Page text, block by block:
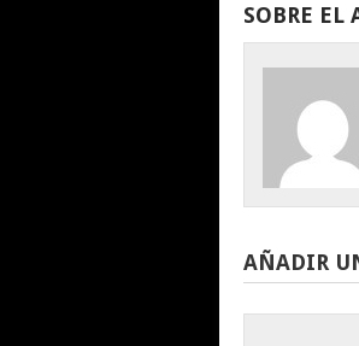
SOBRE EL
AÑADIR